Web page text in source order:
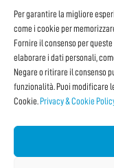
Per garantire la migliore
come i cookie per
Fornire il consenso per
elaborare i dati personali,
Negare o ritirare il consenso
funzionalità. Puoi modificare
Cookie. Privacy & Cookie